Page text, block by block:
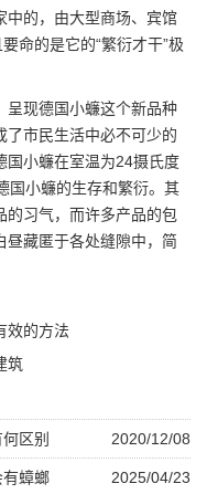
中的，由大型商场、宾馆
命的是它的“繁衍才干”极
呈现德国小蠊这个新品种
了市民生活中必不可少的
国小蠊在室温为24摄氏度
国小蠊的生存和繁衍。其
的习气，而许多产品的包
昼藏匿于各处缝隙中，简
效的方法
筑
2020/12/08
区别
2025/04/23
蟑螂